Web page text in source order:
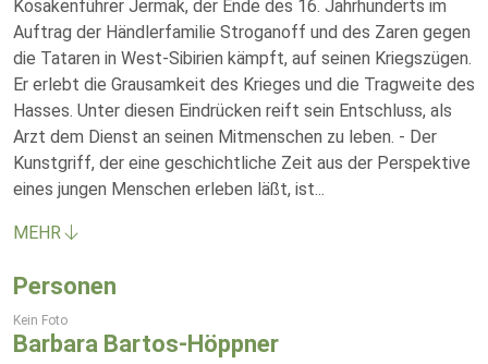
Kosakenführer Jermak, der Ende des 16. Jahrhunderts im
Auftrag der Händlerfamilie Stroganoff und des Zaren gegen
die Tataren in West-Sibirien kämpft, auf seinen Kriegszügen.
Er erlebt die Grausamkeit des Krieges und die Tragweite des
Hasses. Unter diesen Eindrücken reift sein Entschluss, als
Arzt dem Dienst an seinen Mitmenschen zu leben. - Der
Kunstgriff, der eine geschichtliche Zeit aus der Perspektive
eines jungen Menschen erleben läßt, ist...
MEHR
Personen
Kein Foto
Barbara Bartos-Höppner